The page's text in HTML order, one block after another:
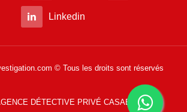
Linkedin
© Tous les droits sont réservés
DÉTECTIVE PRIVÉ CASABLANCA